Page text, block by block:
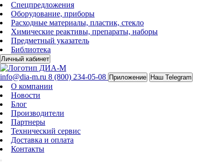
Спецпредложения
Оборудование, приборы
Расходные материалы, пластик, стекло
Химические реактивы, препараты, наборы
Предметный указатель
Библиотека
Личный кабинет
info@dia-m.ru 8 (800) 234-05-08 Приложение Наш Telegram
О компании
Новости
Блог
Производители
Партнеры
Технический сервис
Доставка и оплата
Контакты